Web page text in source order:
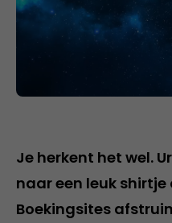
Je herkent het wel.
naar een leuk shirtje
Boekingsites